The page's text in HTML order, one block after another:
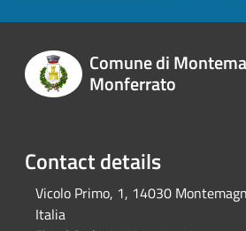
Comune di
Monferrato
Contact details
Vicolo Primo, 1, 14030
Italia